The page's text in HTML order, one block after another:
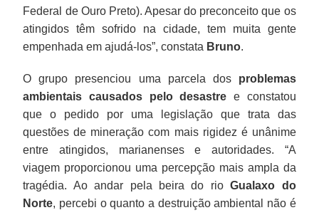
Federal de Ouro Preto). Apesar do preconceito que os
atingidos têm sofrido na cidade, tem muita gente
empenhada em ajudá-los”, constata Bruno.
O grupo presenciou uma parcela dos problemas
ambientais causados pelo desastre e constatou
que o pedido por uma legislação que trata das
questões de mineração com mais rigidez é unânime
entre atingidos, marianenses e autoridades. “A
viagem proporcionou uma percepção mais ampla da
tragédia. Ao andar pela beira do rioGualaxo do
Norte, percebi o quanto a destruição ambiental não é